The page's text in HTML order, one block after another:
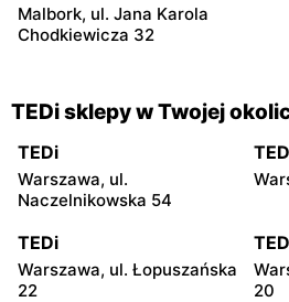
Malbork, ul. Jana Karola
Chodkiewicza 32
TEDi sklepy w Twojej
TEDi
Warszawa, ul.
Naczelnikowska 54
TEDi
Warszawa, ul. Łopuszańska
22
20